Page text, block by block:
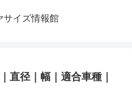
サイズ情報館
直径｜幅｜適合車種｜